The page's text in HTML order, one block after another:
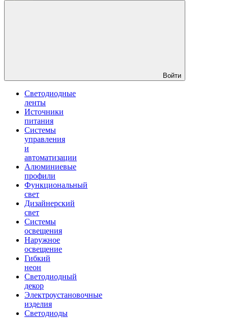
Войти
Светодиодные
ленты
Источники
питания
Системы
управления
и
автоматизации
Алюминиевые
профили
Функциональный
свет
Дизайнерский
свет
Системы
освещения
Наружное
освещение
Гибкий
неон
Светодиодный
декор
Электроустановочные
изделия
Светодиоды